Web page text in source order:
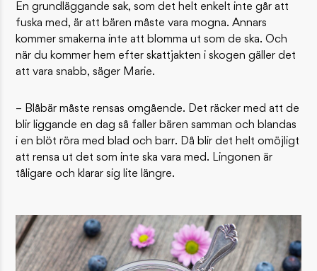
En grundläggande sak, som det helt enkelt inte går att
fuska med, är att bären måste vara mogna. Annars
kommer smakerna inte att blomma ut som de ska. Och
när du kommer hem efter skattjakten i skogen gäller det
att vara snabb, säger Marie.
– Blåbär måste rensas omgående. Det räcker med att de
blir liggande en dag så faller bären samman och blandas
i en blöt röra med blad och barr. Då blir det helt omöjligt
att rensa ut det som inte ska vara med. Lingonen är
tåligare och klarar sig lite längre.